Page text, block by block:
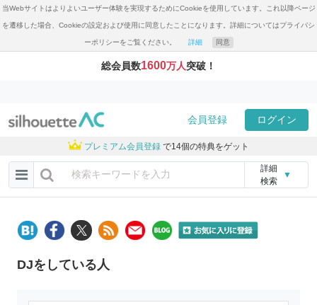
当Webサイトはよりよいユーザー体験を実現するためにCookieを使用しています。これ以降ページ
を遷移した場合、Cookieの設定および使用に同意したことになります。詳細についてはプライバシ
ーポリシーをご覧ください。 詳細 同意
総会員数1600万人突破！
会員登録 ログイン
プレミアム会員登録 で14個の特典をゲット
詳細
検索
▼
DJをしている人